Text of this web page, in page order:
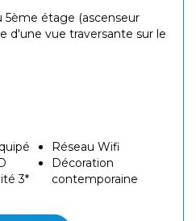
étage (ascenseur
d'une vue traversante sur le
3*
Réseau Wifi
Décoration
contemporaine